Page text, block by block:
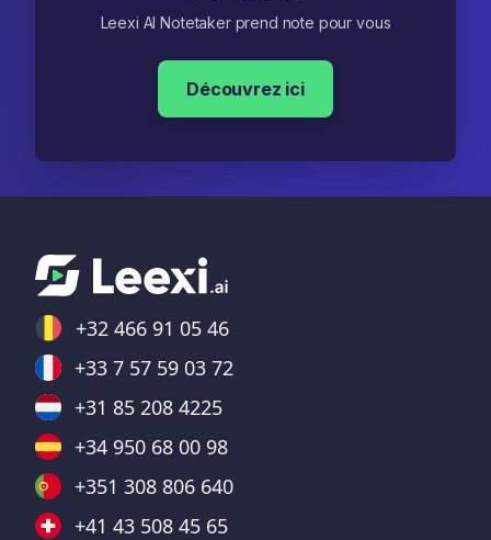
Leexi AI Notetaker prend note pour vous
Découvrez ici
+32 466 91 05 46
+33 7 57 59 03 72
+31 85 208 4225
+34 950 68 00 98
+351 308 806 640
+41 43 508 45 65